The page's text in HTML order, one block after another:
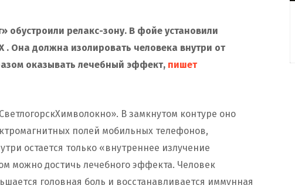
обустроили релакс-зону. В фойе установили
. Она должна изолировать человека внутри от
оказывать лечебный эффект, пишет
В замкнутом контуре оно
полей мобильных телефонов,
остается только «внутреннее излучение
можно достичь лечебного эффекта. Человек
головная боль и восстанавливается иммунная